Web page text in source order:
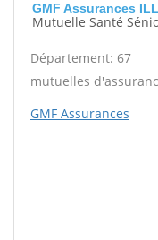
GMF Assurances
Mutuelle Santé
Département: 67
mutuelles
GMF Assurances